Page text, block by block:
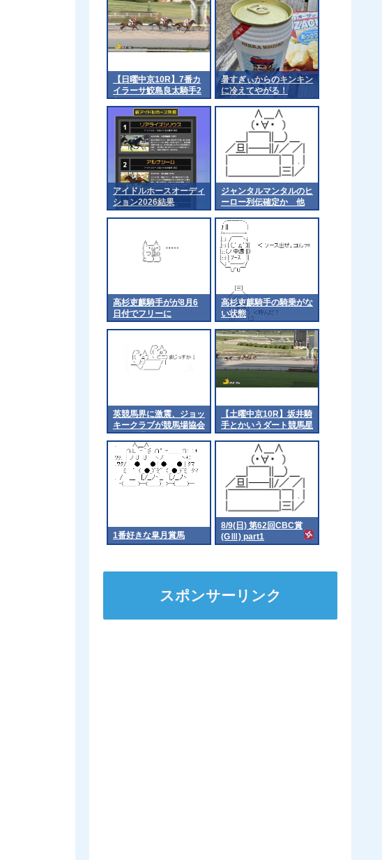
【日曜中京10R】7番カ
イラーサ鮫島良太騎手2
着
暑すぎぃからのキンキン
に冷えてやがる！
アイドルホースオーディ
ション2026結果
ジャンタルマンタルのヒ
ーロー列伝確定か 他
高杉吏麒騎手がが8月6
日付でフリーに
高杉吏麒騎手の騎乗がな
い状態
英競馬界に激震、ジョッ
キークラブが競馬場協会
から脱退
【土曜中京10R】坂井騎
手とかいうダート競馬星
人
1番好きな皐月賞馬
8/9(日) 第62回CBC賞
(GⅢ) part1
スポンサーリンク